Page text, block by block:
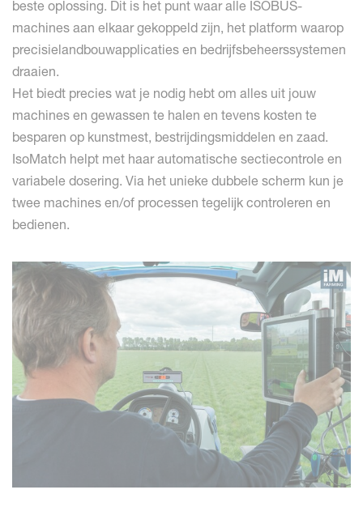
beste oplossing. Dit is het punt waar alle ISOBUS-
machines aan elkaar gekoppeld zijn, het platform waarop
precisielandbouwapplicaties en bedrijfsbeheerssystemen
draaien.
Het biedt precies wat je nodig hebt om alles uit jouw
machines en gewassen te halen en tevens kosten te
besparen op kunstmest, bestrijdingsmiddelen en zaad.
IsoMatch helpt met haar automatische sectiecontrole en
variabele dosering. Via het unieke dubbele scherm kun je
twee machines en/of processen tegelijk controleren en
bedienen.